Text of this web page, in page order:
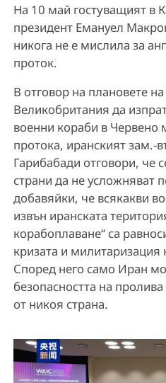
На 10 май гостуващият в
президент Емануел
никога не е мислила за
проток.
В отговор на плановете
Великобритания да
военни кораби в Червено
протока, иранският
Гарибабади отговори, че
страни да не усложняват
добавяйки, че всякакви
извън иранската
корабоплаване“ са
кризата и милитаризация
Според него само Иран
безопасността на
от никоя страна.